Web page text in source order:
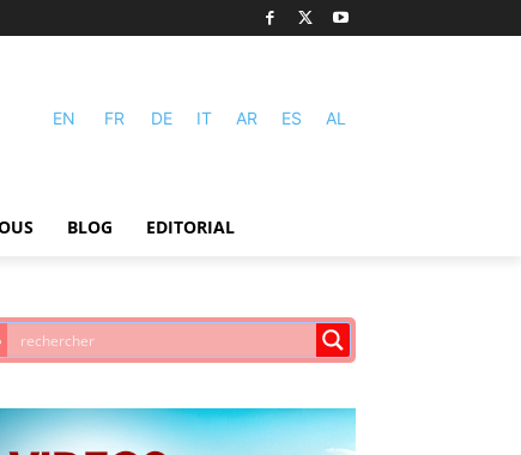
EN FR DE IT AR ES AL
BLOG EDITORIAL